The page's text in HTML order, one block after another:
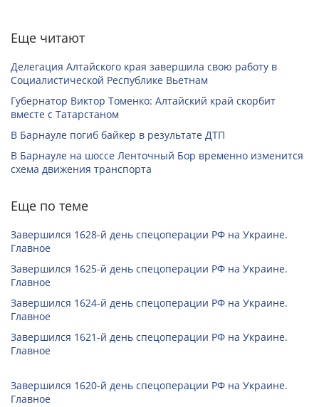
Еще читают
Делегация Алтайского края завершила свою работу в
Социалистической Республике Вьетнам
Губернатор Виктор Томенко: Алтайский край скорбит
вместе с Татарстаном
В Барнауле погиб байкер в результате ДТП
В Барнауле на шоссе Ленточный Бор временно изменится
схема движения транспорта
Еще по теме
Завершился 1628-й день спецоперации РФ на Украине.
Главное
Завершился 1625-й день спецоперации РФ на Украине.
Главное
Завершился 1624-й день спецоперации РФ на Украине.
Главное
Завершился 1621-й день спецоперации РФ на Украине.
Главное
Завершился 1620-й день спецоперации РФ на Украине.
Главное